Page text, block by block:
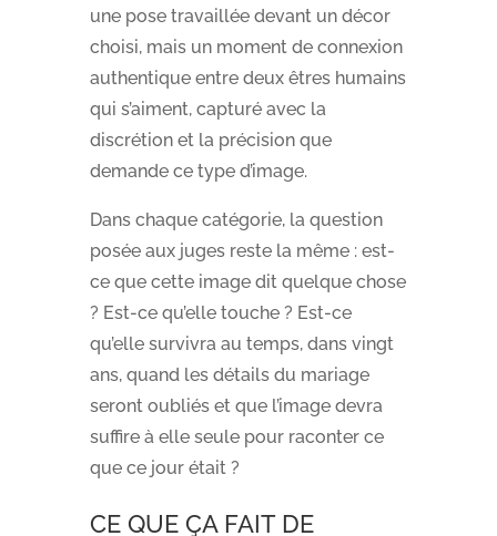
une pose travaillée devant un décor
choisi, mais un moment de connexion
authentique entre deux êtres humains
qui s’aiment, capturé avec la
discrétion et la précision que
demande ce type d’image.
Dans chaque catégorie, la question
posée aux juges reste la même : est-
ce que cette image dit quelque chose
? Est-ce qu’elle touche ? Est-ce
qu’elle survivra au temps, dans vingt
ans, quand les détails du mariage
seront oubliés et que l’image devra
suffire à elle seule pour raconter ce
que ce jour était ?
CE QUE ÇA FAIT DE